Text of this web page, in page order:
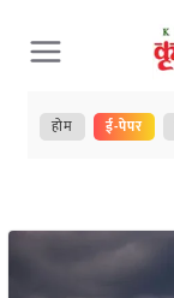
Skip
to
content
होम ई-पेपर